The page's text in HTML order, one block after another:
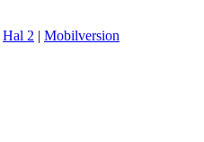
Hal 2 | Mobilversion